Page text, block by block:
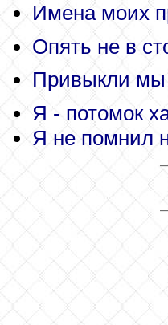
Имена моих
Опять не в
Привыкли мы
Я - потомок
Я не помнил